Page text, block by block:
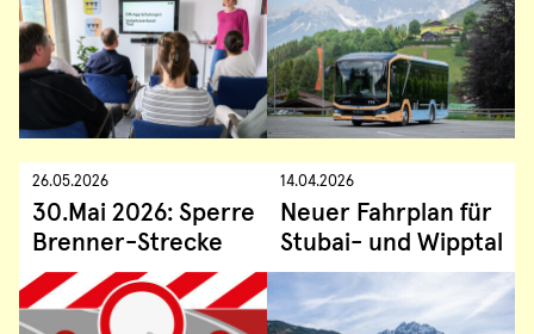
26.05.2026
30.Mai 2026: Sperre
Brenner-Strecke
14.04.2026
Neuer Fahrplan für
Stubai- und Wipptal